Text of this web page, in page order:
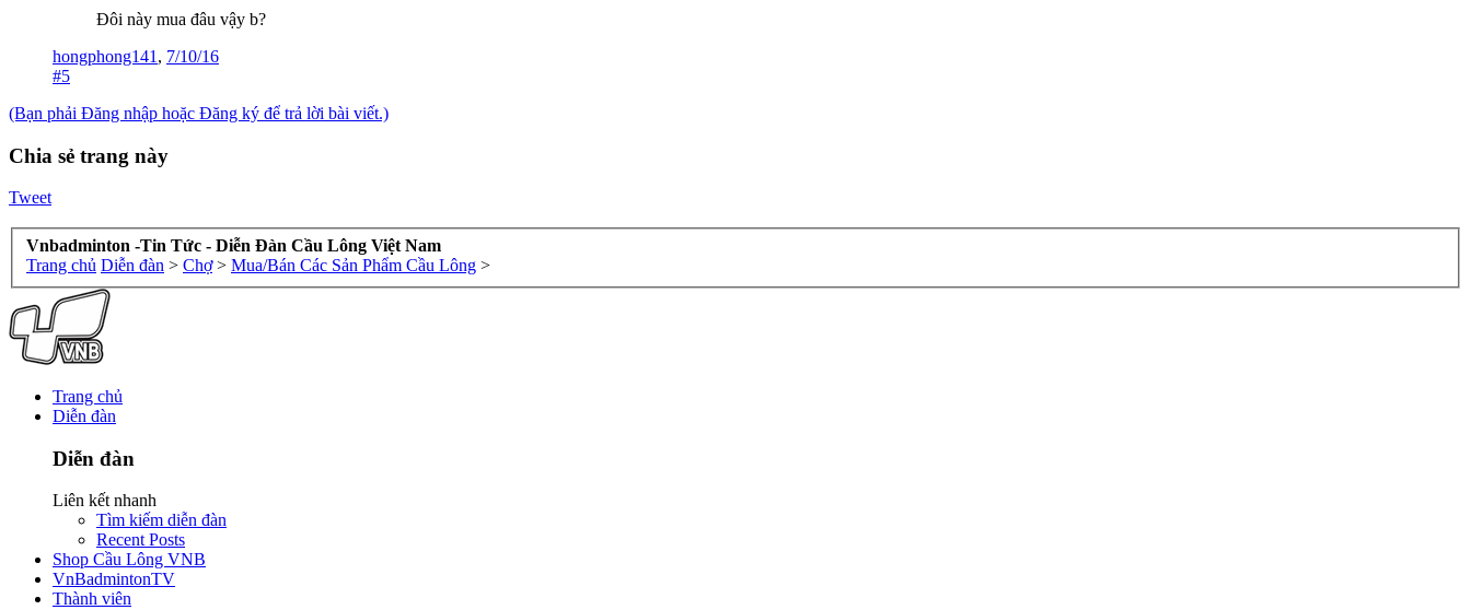
Đôi này mua đâu vậy b?
hongphong141 , 7/10/16
#5
(Bạn phải Đăng nhập hoặc Đăng ký để trả lời bài viết.)
Chia sẻ trang này
Tweet
Vnbadminton -Tin Tức - Diễn Đàn Cầu Lông Việt Nam
Trang chủ Diễn đàn > Chợ > Mua/Bán Các Sản Phẩm Cầu Lông >
Trang chủ
Diễn đàn
Diễn đàn
Liên kết nhanh
Tìm kiếm diễn đàn
Recent Posts
Shop Cầu Lông VNB
VnBadmintonTV
Thành viên